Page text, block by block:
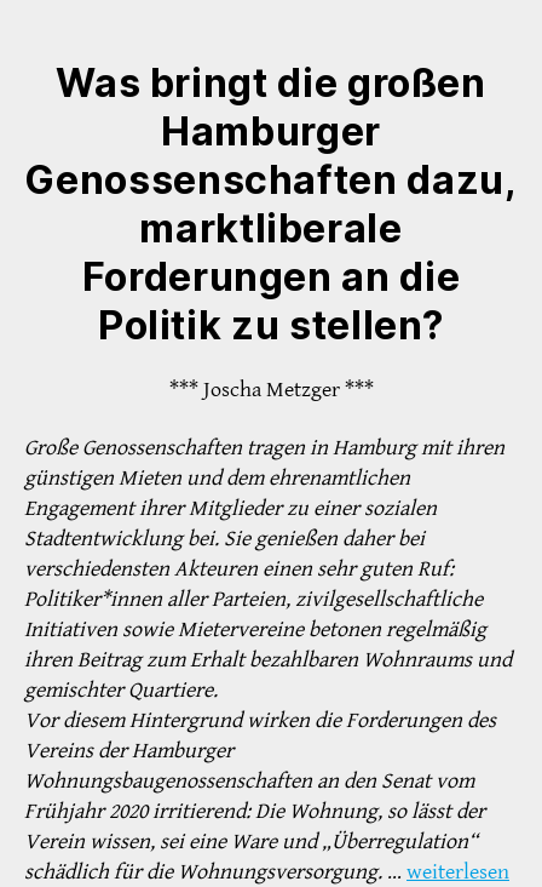
Was bringt die großen
Hamburger
Genossenschaften dazu,
marktliberale
Forderungen an die
Politik zu stellen?
*** Joscha Metzger ***
Große Genossenschaften tragen in Hamburg mit ihren
günstigen Mieten und dem ehrenamtlichen
Engagement ihrer Mitglieder zu einer sozialen
Stadtentwicklung bei. Sie genießen daher bei
verschiedensten Akteuren einen sehr guten Ruf:
Politiker*innen aller Parteien, zivilgesellschaftliche
Initiativen sowie Mietervereine betonen regelmäßig
ihren Beitrag zum Erhalt bezahlbaren Wohnraums und
gemischter Quartiere.
Vor diesem Hintergrund wirken die Forderungen des
Vereins der Hamburger
Wohnungsbaugenossenschaften an den Senat vom
Frühjahr 2020 irritierend: Die Wohnung, so lässt der
Verein wissen, sei eine Ware und „Überregulation“
schädlich für die Wohnungsversorgung. … weiterlesen